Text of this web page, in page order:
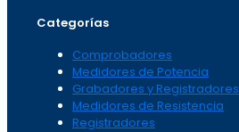
Categorías
Comprobadores
Medidores de Potencia
Grabadores y Registradores
Medidores de Resistencia
Registradores